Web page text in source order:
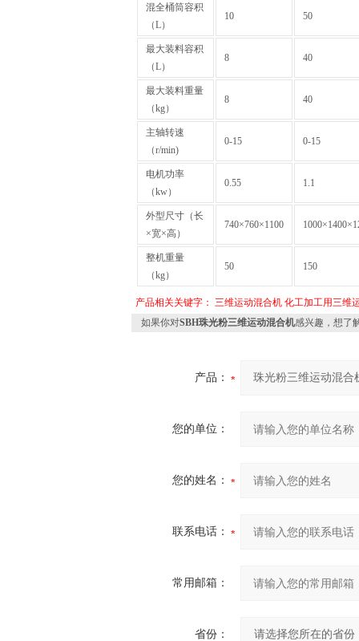
混全桶筒容积
（L）
10 50
最大装料容积
（L）
8 40
最大装料重量
（kg）
8 40
主轴转速
（r/min)
0-15 0-15
电机功率
（kw）
0.55 1.1
外型尺寸（长
×宽×高）
740×760×1100
整机重量
（kg）
50 150
产品相关关键字： 三维运动混合机 化工加工用三维
如果你对SBH珠光粉三维运动混合机感兴趣，想了
产品：
您的单位：
您的姓名：
联系电话：
常用邮箱：
省份：